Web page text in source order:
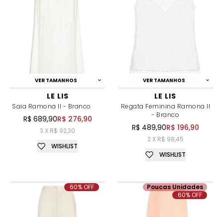
VER TAMANHOS
LE LIS
Saia Ramona II - Branco
R$ 689,90R$ 276,90
3 X R$ 92,30
WISHLIST
VER TAMANHOS
LE LIS
Regata Feminina Ramona II
- Branco
R$ 489,90R$ 196,90
2 X R$ 98,45
WISHLIST
60% OFF
Poucas Unidades
60% OFF